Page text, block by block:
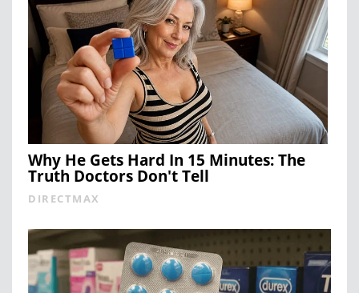
Why He Gets Hard In 15 Minutes: The
Truth Doctors Don't Tell
DIRECTMAX